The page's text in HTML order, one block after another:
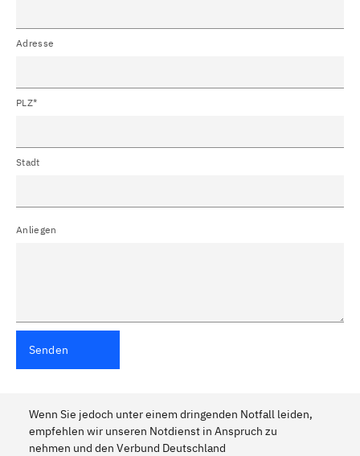
Adresse
PLZ*
Stadt
Anliegen
Senden
Wenn Sie jedoch unter einem dringenden Notfall leiden,
empfehlen wir unseren Notdienst in Anspruch zu
nehmen und den Verbund Deutschland